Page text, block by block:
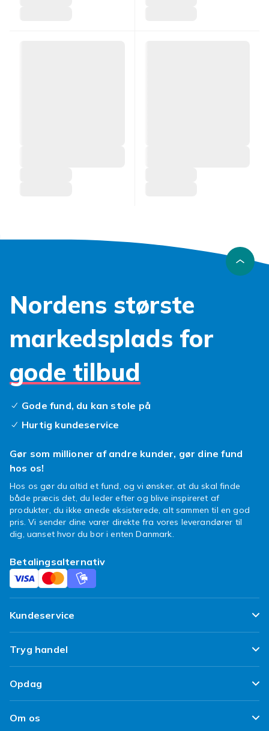
Nordens største
markedsplads for
gode tilbud
Gode fund, du kan stole på
Hurtig kundeservice
Gør som millioner af andre kunder, gør dine fund
hos os!
Hos os gør du altid et fund, og vi ønsker, at du skal finde
både præcis det, du leder efter og blive inspireret af
produkter, du ikke anede eksisterede, alt sammen til en god
pris. Vi sender dine varer direkte fra vores leverandører til
dig, uanset hvor du bor i enten Danmark.
Betalingsalternativ
Kundeservice
Ofte stillede spørgsmål
Spor min pakke
Levering
Fortryd & returner her
Tryg handel
Tilfredshedsgaranti
Kundeanmeldelser
Opdag
Top 100 fund
Om os